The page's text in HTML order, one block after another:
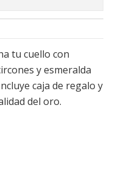
tu cuello con
y esmeralda
caja de regalo y
del oro.